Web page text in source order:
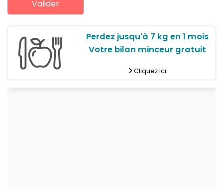
Perdez jusqu'à 7 kg en 1 mois
Votre bilan minceur gratuit
Cliquez ici